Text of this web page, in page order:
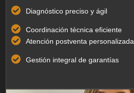
Diagnóstico preciso y ágil
Coordinación técnica eficiente
Atención postventa personalizada
Gestión integral de garantías